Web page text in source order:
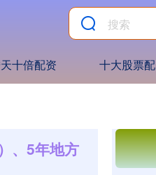
十倍配资 十大股票
、5年地方